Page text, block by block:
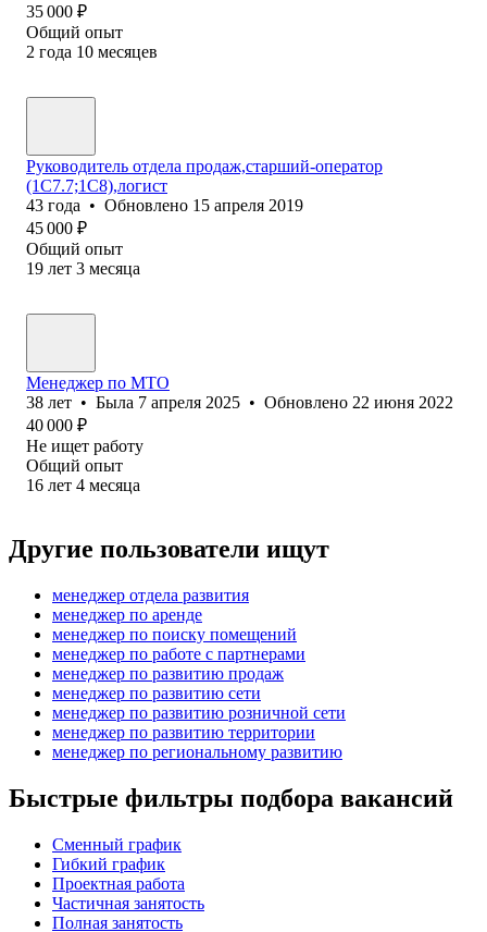
35 000 ₽
Общий опыт
2 года 10 месяцев
Руководитель отдела продаж,старший-оператор
(1С7.7;1С8),логист
43 года • Обновлено 15 апреля 2019
45 000 ₽
Общий опыт
19 лет 3 месяца
Менеджер по МТО
38 лет • Была 7 апреля 2025 • Обновлено 22 июня 2022
40 000 ₽
Не ищет работу
Общий опыт
16 лет 4 месяца
Другие пользователи ищут
менеджер отдела развития
менеджер по аренде
менеджер по поиску помещений
менеджер по работе с партнерами
менеджер по развитию продаж
менеджер по развитию сети
менеджер по развитию розничной сети
менеджер по развитию территории
менеджер по региональному развитию
Быстрые фильтры подбора вакансий
Сменный график
Гибкий график
Проектная работа
Частичная занятость
Полная занятость